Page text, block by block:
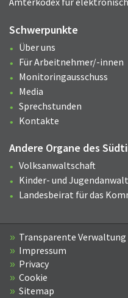
Schwerpunkte
Über uns
Für Arbeitnehmer/-innen
Monitoringausschuss
Media
Sprechstunden
Kontakte
Andere Organe des
Volksanwaltschaft
Kinder- und
Landesbeirat für das
Transparente Verwaltung
Impressum
Privacy
Cookie
Sitemap